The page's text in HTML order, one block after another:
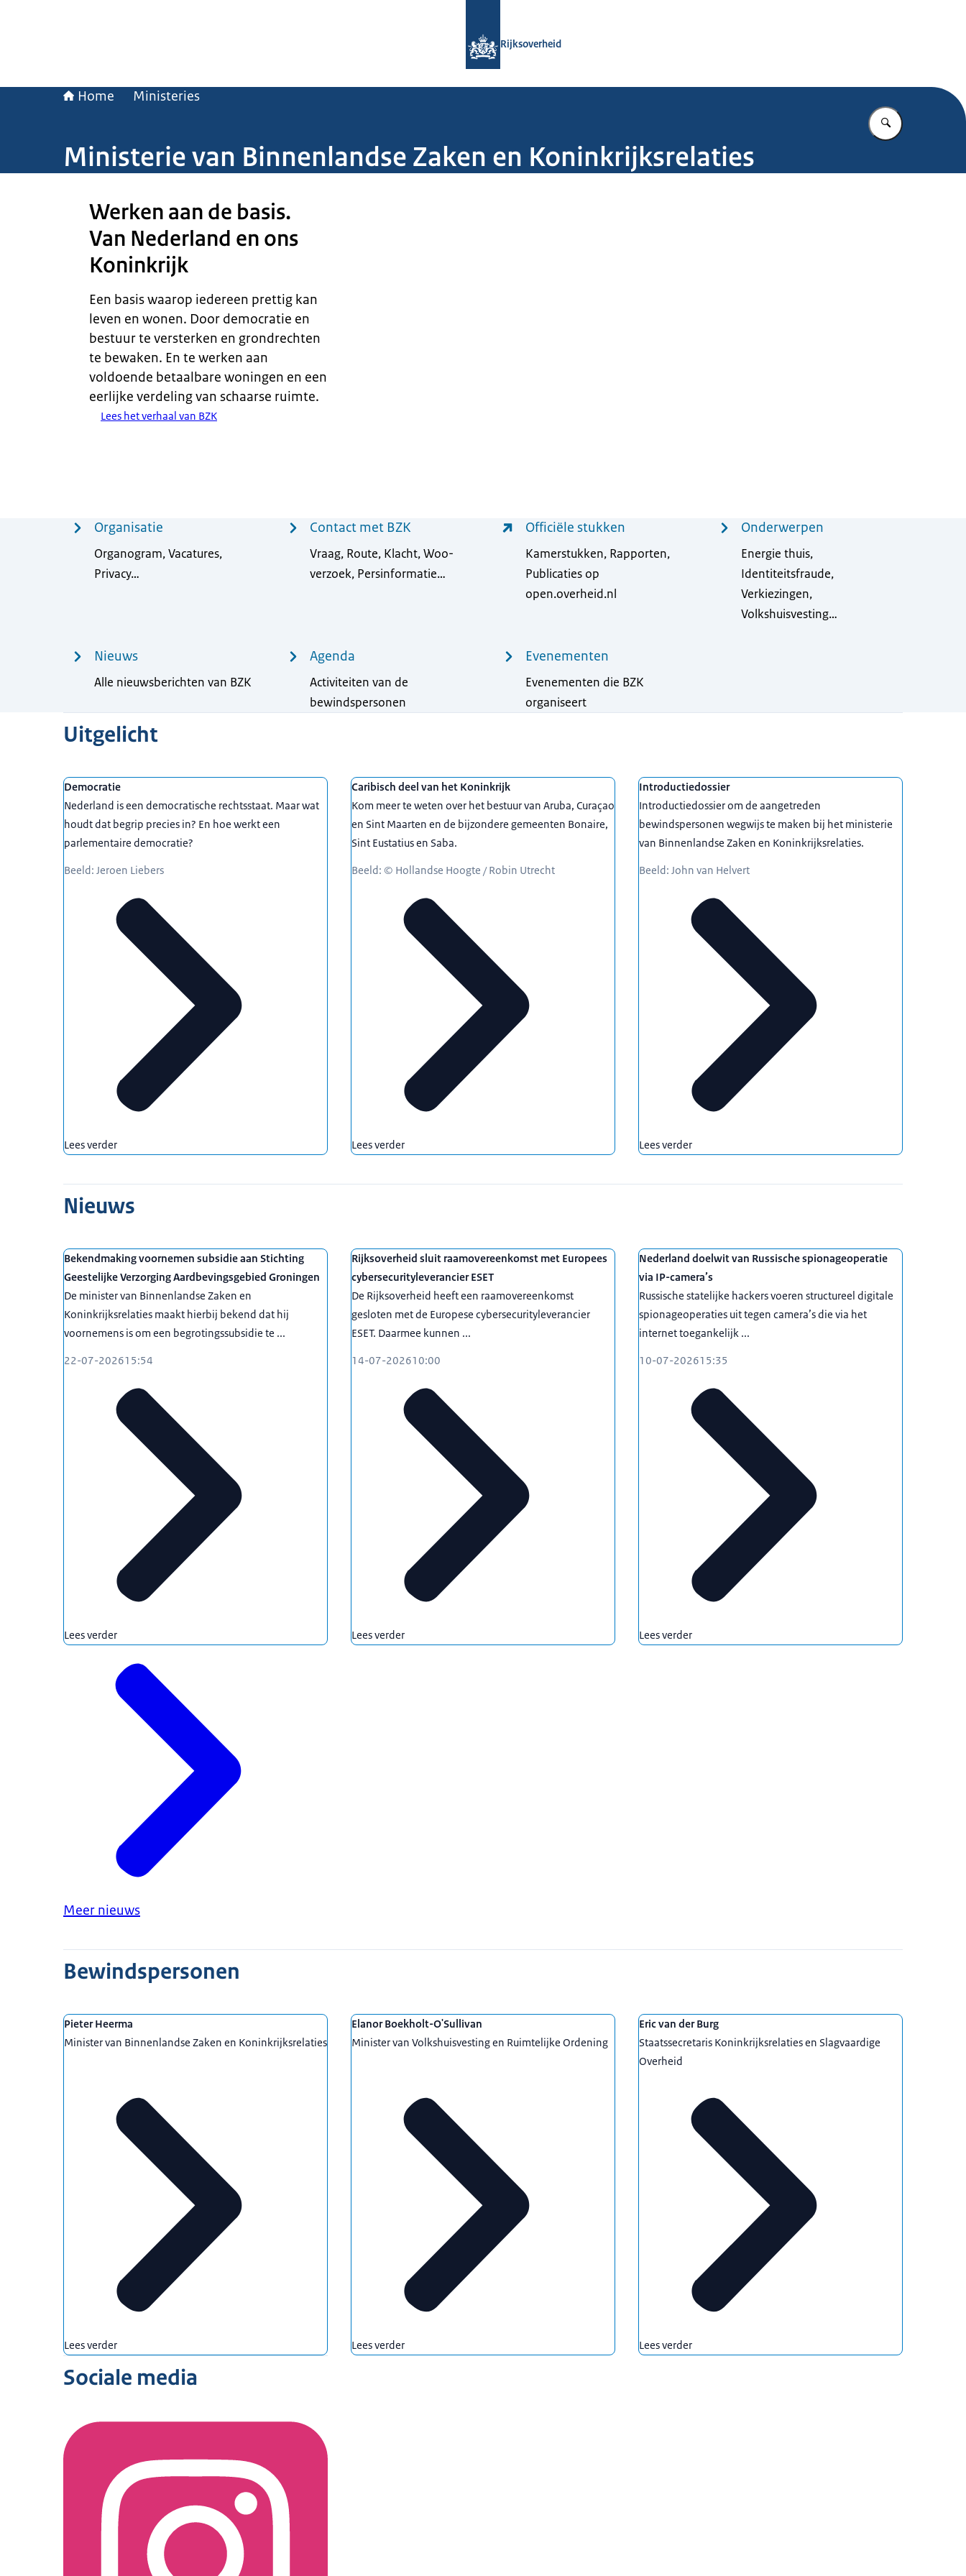
Rijksoverheid
Home Ministeries
Vul in wat u
Ministerie van Binnenlandse Zaken en Koninkrijksrelaties
Werken aan de basis.
Van Nederland en ons
Koninkrijk
Een basis waarop iedereen prettig kan
leven en wonen. Door democratie en
bestuur te versterken en grondrechten
te bewaken. En te werken aan
voldoende betaalbare woningen en een
eerlijke verdeling van schaarse ruimte.
Lees het verhaal van BZK
Organisatie
Organogram, Vacatures,
Privacy…
Contact met BZK
Vraag, Route, Klacht, Woo-
verzoek, Persinformatie…
Officiële stukken
Kamerstukken, Rapporten,
Publicaties op
open.overheid.nl
Onderwerpen
Energie thuis,
Identiteitsfraude,
Verkiezingen,
Volkshuisvesting…
Nieuws
Alle nieuwsberichten van BZK
Agenda
Activiteiten van de
bewindspersonen
Evenementen
Evenementen die BZK
organiseert
Uitgelicht
Democratie
Nederland is een democratische rechtsstaat. Maar wat
houdt dat begrip precies in? En hoe werkt een
parlementaire democratie?
Beeld: Jeroen Liebers
Lees verder
Caribisch deel van het Koninkrijk
Kom meer te weten over het bestuur van Aruba, Curaçao
en Sint Maarten en de bijzondere gemeenten Bonaire,
Sint Eustatius en Saba.
Beeld: © Hollandse Hoogte / Robin Utrecht
Lees verder
Introductiedossier
Introductiedossier om de aangetreden
bewindspersonen wegwijs te maken bij het ministerie
van Binnenlandse Zaken en Koninkrijksrelaties.
Beeld: John van Helvert
Lees verder
Nieuws
Bekendmaking voornemen subsidie aan Stichting
Geestelijke Verzorging Aardbevingsgebied Groningen
De minister van Binnenlandse Zaken en
Koninkrijksrelaties maakt hierbij bekend dat hij
voornemens is om een begrotingssubsidie te ...
22-07-202615:54
Lees verder
Rijksoverheid sluit raamovereenkomst met Europees
cybersecurityleverancier ESET
De Rijksoverheid heeft een raamovereenkomst
gesloten met de Europese cybersecurityleverancier
ESET. Daarmee kunnen ...
14-07-202610:00
Lees verder
Nederland doelwit van Russische spionageoperatie
via IP-camera’s
Russische statelijke hackers voeren structureel digitale
spionageoperaties uit tegen camera’s die via het
internet toegankelijk ...
10-07-202615:35
Lees verder
Meer nieuws
Bewindspersonen
Pieter Heerma
Minister van Binnenlandse Zaken en Koninkrijksrelaties
Lees verder
Elanor Boekholt-O'Sullivan
Minister van Volkshuisvesting en Ruimtelijke Ordening
Lees verder
Eric van der Burg
Staatssecretaris Koninkrijksrelaties en Slagvaardige
Overheid
Lees verder
Sociale media